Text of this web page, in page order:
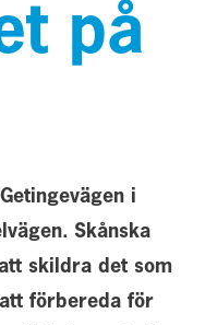
på
i
Skånska
skildra det som
förbereda för